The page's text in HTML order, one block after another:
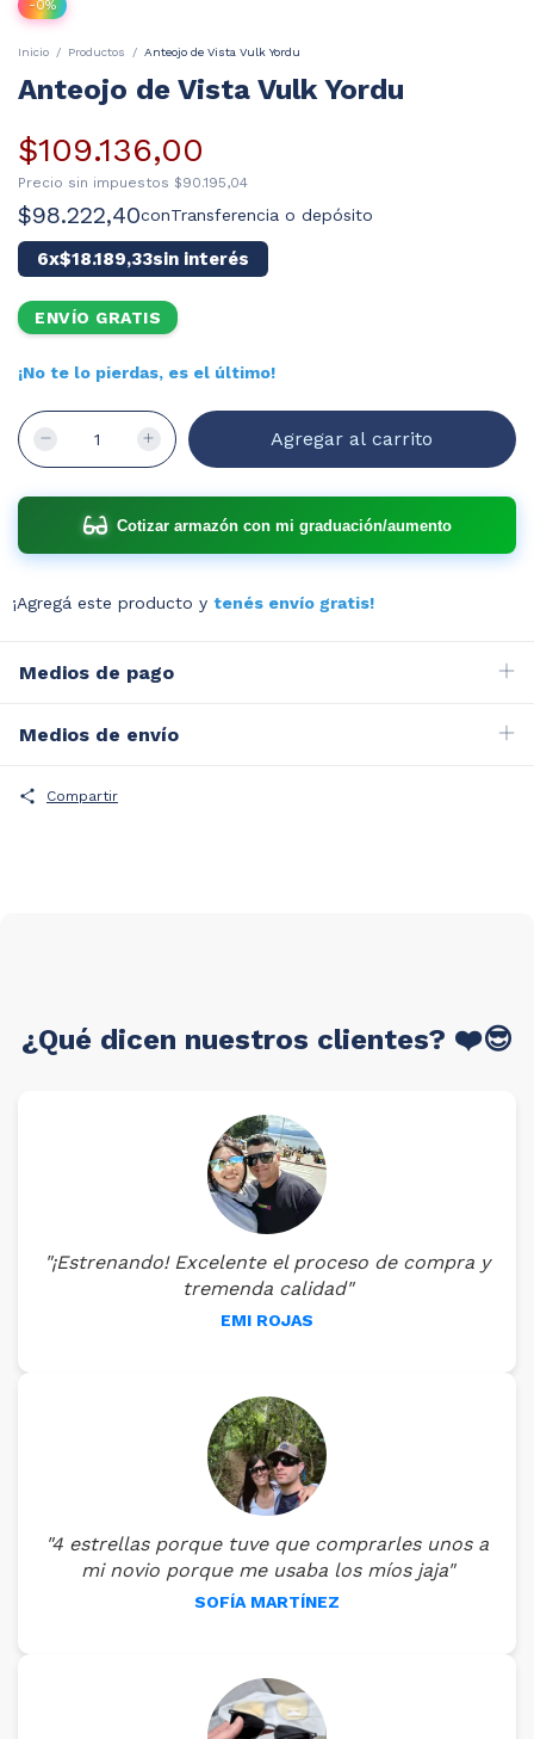
-0%
Inicio / Productos / Anteojo de Vista Vulk Yordu
Anteojo de Vista Vulk Yordu
$109.136,00
Precio sin impuestos $90.195,04
$98.222,40conTransferencia o depósito
6x$18.189,33sin interés
ENVÍO GRATIS
¡No te lo pierdas, es el último!
Cotizar armazón con mi graduación/aumento
¡Agregá este producto y tenés envío gratis!
Medios de pago
Medios de envío
Compartir
¿Qué dicen nuestros clientes? ❤️😎
"¡Estrenando! Excelente el proceso de compra y
tremenda calidad"
EMI ROJAS
"4 estrellas porque tuve que comprarles unos a
mi novio porque me usaba los míos jaja"
SOFÍA MARTÍNEZ